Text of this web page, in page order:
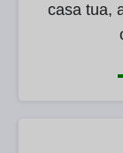
casa tua,